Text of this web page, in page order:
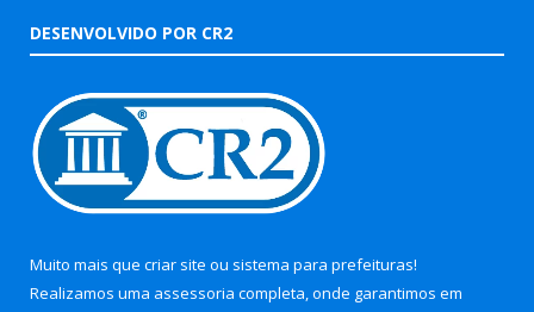
DESENVOLVIDO POR CR2
Muito mais que criar site ou sistema para prefeituras!
Realizamos uma assessoria completa, onde garantimos em